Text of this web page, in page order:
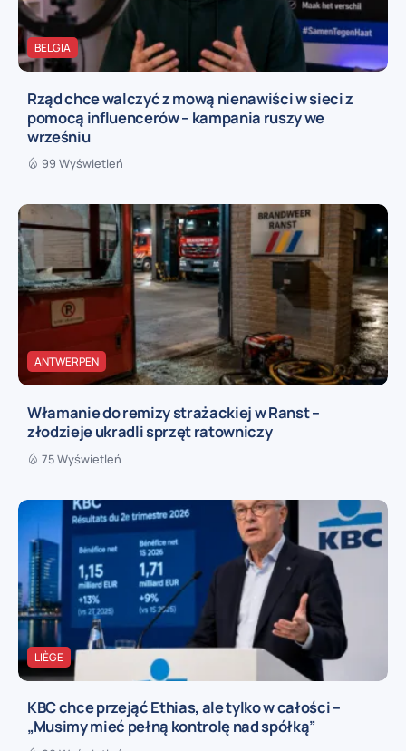
BELGIA
Rząd chce walczyć z mową nienawiści w sieci z
pomocą influencerów – kampania ruszy we
wrześniu
99 Wyświetleń
ANTWERPEN
Włamanie do remizy strażackiej w Ranst –
złodzieje ukradli sprzęt ratowniczy
75 Wyświetleń
LIÈGE
KBC chce przejąć Ethias, ale tylko w całości –
„Musimy mieć pełną kontrolę nad spółką”